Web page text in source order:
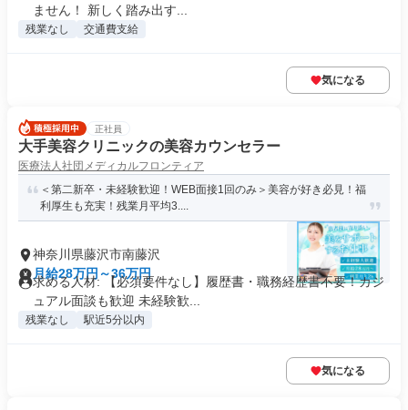
ません！ 新しく踏み出す...
残業なし 交通費支給
気になる
正社員
大手美容クリニックの美容カウンセラー
医療法人社団メディカルフロンティア
＜第二新卒・未経験歓迎！WEB面接1回のみ＞美容が好き必見！福
利厚生も充実！残業月平均3....
神奈川県藤沢市南藤沢
月給28万円～36万円
求める人材: 【必須要件なし】履歴書・職務経歴書不要！カジ
ュアル面談も歓迎 未経験歓...
残業なし 駅近5分以内
気になる